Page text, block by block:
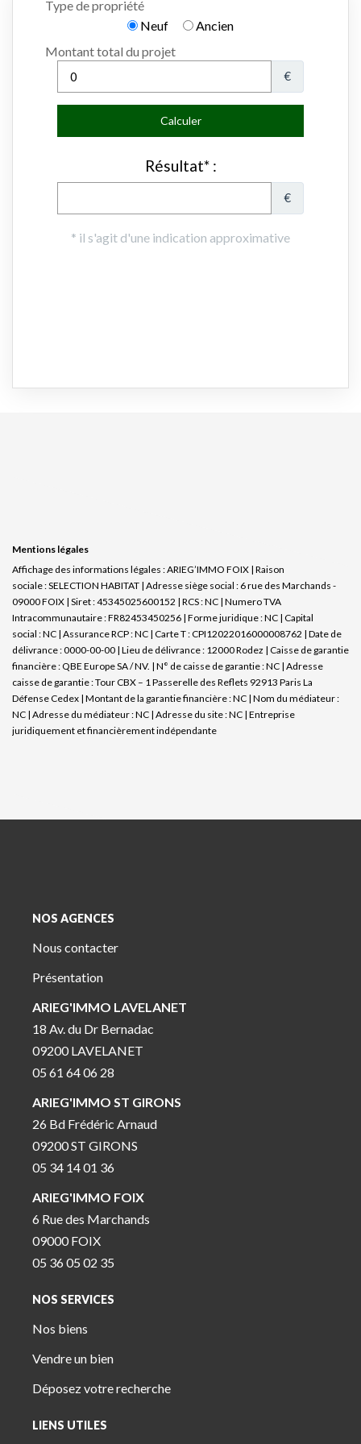
Mentions légales
Affichage des informations légales : ARIEG’IMMO FOIX | Raison
sociale : SELECTION HABITAT | Adresse siège social : 6 rue des Marchands -
09000 FOIX | Siret : 45345025600152 | RCS : NC | Numero TVA
Intracommunautaire : FR82453450256 | Forme juridique : NC | Capital
social : NC | Assurance RCP : NC | Carte T : CPI12022016000008762 | Date de
délivrance : 0000-00-00 | Lieu de délivrance : 12000 Rodez | Caisse de garantie
financière : QBE Europe SA / NV. | N° de caisse de garantie : NC | Adresse
caisse de garantie : Tour CBX – 1 Passerelle des Reflets 92913 Paris La
Défense Cedex | Montant de la garantie financière : NC | Nom du médiateur :
NC | Adresse du médiateur : NC | Adresse du site : NC | Entreprise
juridiquement et financièrement indépendante
NOS AGENCES
Nous contacter
Présentation
ARIEG'IMMO LAVELANET
18 Av. du Dr Bernadac
09200 LAVELANET
05 61 64 06 28
ARIEG'IMMO ST GIRONS
26 Bd Frédéric Arnaud
09200 ST GIRONS
05 34 14 01 36
ARIEG'IMMO FOIX
6 Rue des Marchands
09000 FOIX
05 36 05 02 35
NOS SERVICES
Nos biens
Vendre un bien
Déposez votre recherche
LIENS UTILES